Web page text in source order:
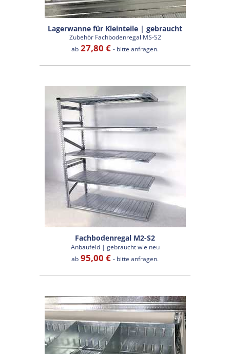
Lagerwanne für Kleinteile | gebraucht
Zubehör Fachbodenregal MS-S2
ab 27,80 € - bitte anfragen.
Fachbodenregal M2-S2
Anbaufeld | gebraucht wie neu
ab 95,00 € - bitte anfragen.